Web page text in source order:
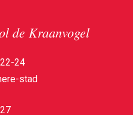
de Kraanvogel
24
stad